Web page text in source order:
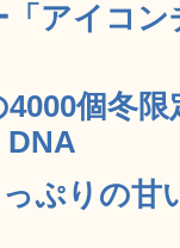
アイコ
個冬
DNA
ぷりの甘